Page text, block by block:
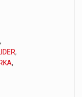
,
,
,